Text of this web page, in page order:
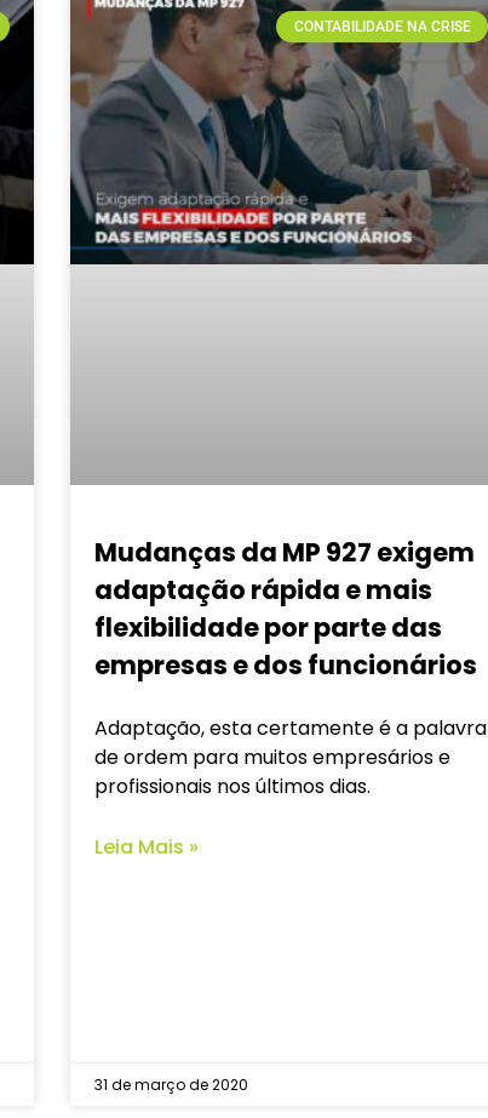
CONTABILIDADE NA CRISE
Mudanças da MP 927 exigem
adaptação rápida e mais
flexibilidade por parte das
empresas e dos funcionários
Adaptação, esta certamente é a palavra
de ordem para muitos empresários e
profissionais nos últimos dias.
Leia Mais »
31 de março de 2020